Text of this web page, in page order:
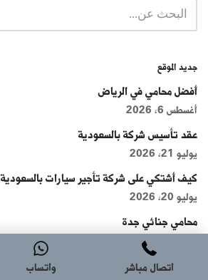
جديد الموقع
أفضل محامي في الرياض
أغسطس 6, 2026
عقد تأسيس شركة بالسعودية
يوليو 21, 2026
كيف أشتكي على شركة تأجير سيارات بالسعودية
يوليو 20, 2026
محامي جنائي جدة
مكاتب محاماة في جدة
اتصال مباشر واتساب